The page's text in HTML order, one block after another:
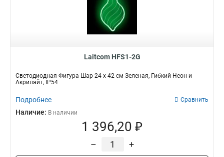
Laitcom HFS1-2G
Светодиодная Фигура Шар 24 x 42 см Зеленая, Гибкий Неон и
Акрилайт, IP54
Подробнее Сравнить
Наличие: В наличии
1 396,20 ₽
– +